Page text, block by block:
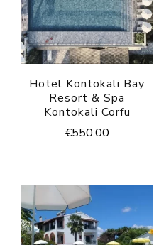
Hotel Kontokali Bay
Resort & Spa
Kontokali Corfu
€550.00